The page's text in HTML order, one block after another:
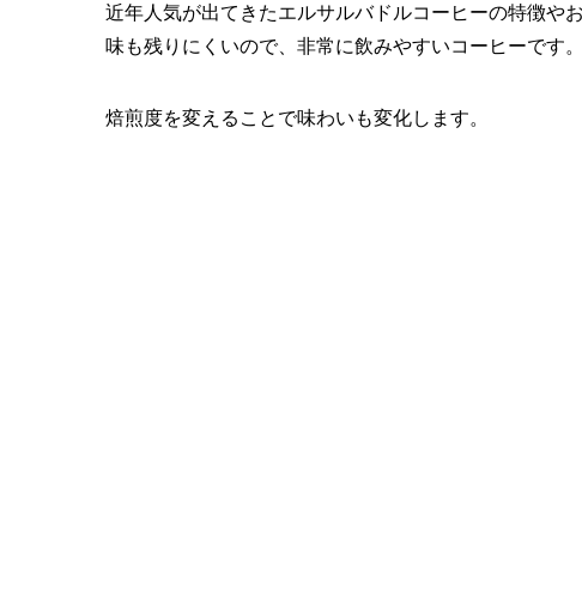
近年人気が出てきたエルサルバドルコーヒーの特徴や
味も残りにくいので、非常に飲みやすいコーヒーです。
焙煎度を変えることで味わいも変化します。